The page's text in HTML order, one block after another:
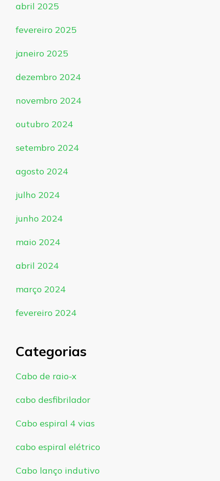
abril 2025
fevereiro 2025
janeiro 2025
dezembro 2024
novembro 2024
outubro 2024
setembro 2024
agosto 2024
julho 2024
junho 2024
maio 2024
abril 2024
março 2024
fevereiro 2024
Categorias
Cabo de raio-x
cabo desfibrilador
Cabo espiral 4 vias
cabo espiral elétrico
Cabo lanço indutivo